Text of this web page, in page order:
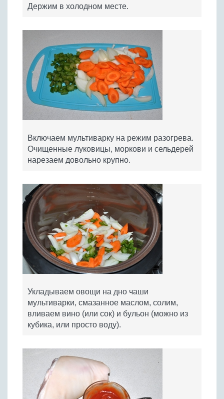
Держим в холодном месте.
Включаем мультиварку на режим разогрева.
Очищенные луковицы, моркови и сельдерей
нарезаем довольно крупно.
Укладываем овощи на дно чаши
мультиварки, смазанное маслом, солим,
вливаем вино (или сок) и бульон (можно из
кубика, или просто воду).